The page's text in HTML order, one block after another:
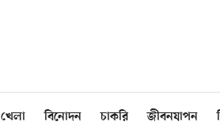
খেলা বিনোদন চাকরি জীবনযাপন